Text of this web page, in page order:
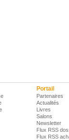
Portail
Partenaires
Actualités
Livres
Salons
Newsletter
Flux RSS
Flux RSS